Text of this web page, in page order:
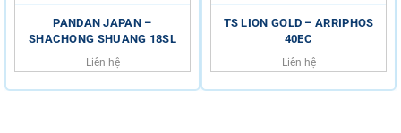
PANDAN JAPAN –
SHACHONG SHUANG 18SL
Liên hệ
TS LION GOLD – ARRIPHOS
40EC
Liên hệ